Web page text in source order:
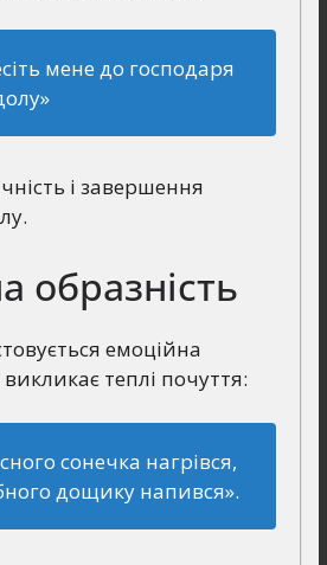
мене до господаря
і завершення
образність
емоційна
теплі почуття:
сонечка нагрівся,
дощику напився».